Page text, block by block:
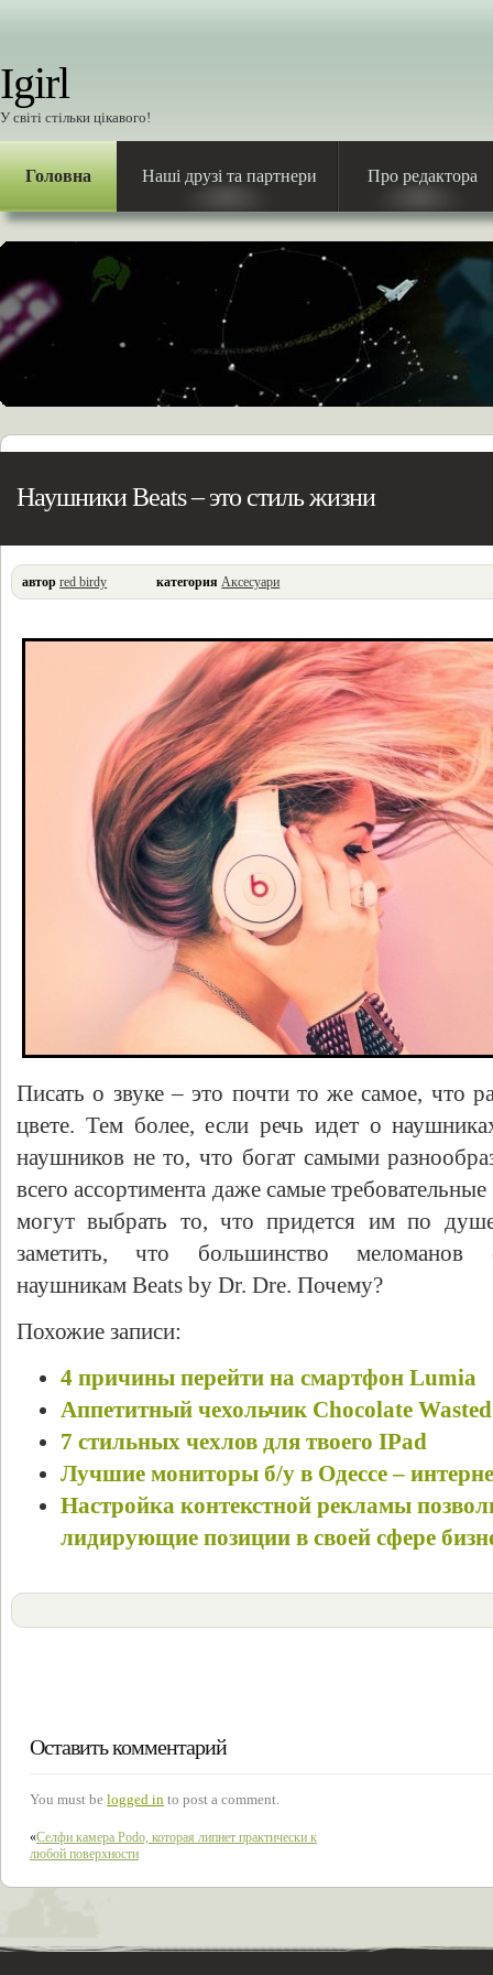
Igirl
У світі стільки цікавого!
Головна Наші друзі та партнери Про редактора
Наушники Beats – это стиль жизни
автор red birdy категория Аксесуари
Писать о звуке – это почти то же самое, что
цвете. Тем более, если речь идет о
наушников не то, что богат самыми
всего ассортимента даже самые
могут выбрать то, что придется им по
заметить, что большинство меломанов
наушникам Beats by Dr. Dre. Почему?
Похожие записи:
4 причины перейти на смартфон Lumia
Аппетитный чехольчик Chocolate
7 стильных чехлов для твоего IPad
Лучшие мониторы б/у в Одессе –
Настройка контекстной рекламы
лидирующие позиции в своей сфере
Оставить комментарий
You must be logged in to post a comment.
«Селфи камера Podo, которая липнет практически к
любой поверхности